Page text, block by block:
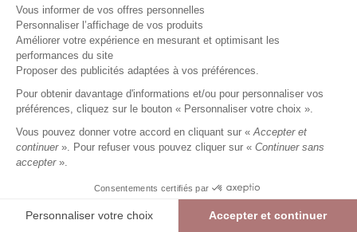
Vous informer de vos offres personnelles
Personnaliser l’affichage de vos produits
Améliorer votre expérience en mesurant et optimisant les
performances du site
Proposer des publicités adaptées à vos préférences.
Pour obtenir davantage d'informations et/ou pour personnaliser vos
préférences, cliquez sur le bouton « Personnaliser votre choix ».
Vous pouvez donner votre accord en cliquant sur « Accepter et
continuer ». Pour refuser vous pouvez cliquer sur « Continuer sans
accepter ».
Consentements certifiés par
Personnaliser votre choix Accepter et continuer